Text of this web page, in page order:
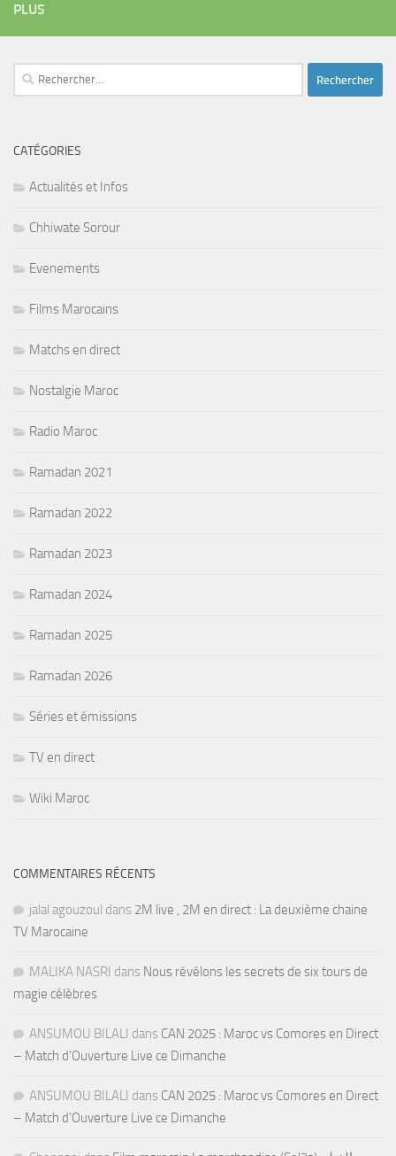
PLUS
Rechercher :
CATÉGORIES
Actualités et Infos
Chhiwate Sorour
Evenements
Films Marocains
Matchs en direct
Nostalgie Maroc
Radio Maroc
Ramadan 2021
Ramadan 2022
Ramadan 2023
Ramadan 2024
Ramadan 2025
Ramadan 2026
Séries et émissions
TV en direct
Wiki Maroc
COMMENTAIRES RÉCENTS
jalal agouzoul dans 2M live , 2M en direct : La deuxième chaine
TV Marocaine
MALIKA NASRI dans Nous révélons les secrets de six tours de
magie célèbres
ANSUMOU BILALI dans CAN 2025 : Maroc vs Comores en Direct
– Match d’Ouverture Live ce Dimanche
ANSUMOU BILALI dans CAN 2025 : Maroc vs Comores en Direct
– Match d’Ouverture Live ce Dimanche